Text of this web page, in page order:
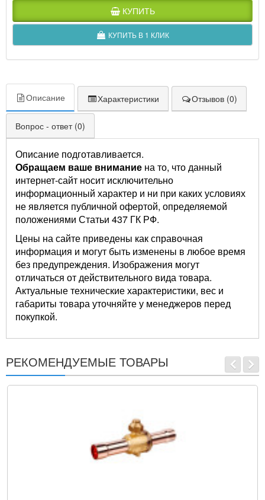
КУПИТЬ
КУПИТЬ В 1 КЛИК
Описание Характеристики Отзывов (0)
Вопрос - ответ (0)
Описание подготавливается.
Обращаем ваше внимание на то, что данный
интернет-сайт носит исключительно
информационный характер и ни при каких условиях
не является публичной офертой, определяемой
положениями Статьи 437 ГК РФ.
Цены на сайте приведены как справочная
информация и могут быть изменены в любое время
без предупреждения. Изображения могут
отличаться от действительного вида товара.
Актуальные технические характеристики, вес и
габариты товара уточняйте у менеджеров перед
покупкой.
РЕКОМЕНДУЕМЫЕ ТОВАРЫ